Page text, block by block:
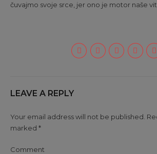
čuvajmo svoje srce, jer ono je motor naše
LEAVE A REPLY
Your email address will not be published.
marked *
Comment